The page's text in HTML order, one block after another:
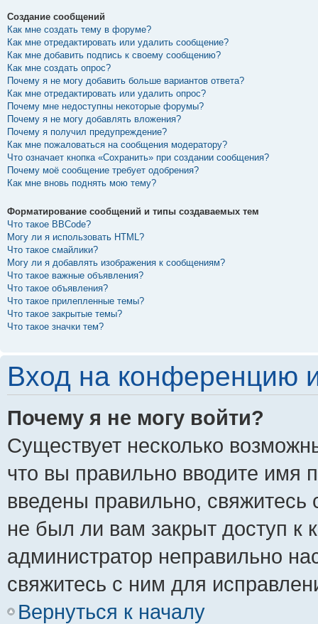
Создание сообщений
Как мне создать тему в форуме?
Как мне отредактировать или удалить сообщение?
Как мне добавить подпись к своему сообщению?
Как мне создать опрос?
Почему я не могу добавить больше вариантов ответа?
Как мне отредактировать или удалить опрос?
Почему мне недоступны некоторые форумы?
Почему я не могу добавлять вложения?
Почему я получил предупреждение?
Как мне пожаловаться на сообщения модератору?
Что означает кнопка «Сохранить» при создании сообщения?
Почему моё сообщение требует одобрения?
Как мне вновь поднять мою тему?
Форматирование сообщений и типы создаваемых тем
Что такое BBCode?
Могу ли я использовать HTML?
Что такое смайлики?
Могу ли я добавлять изображения к сообщениям?
Что такое важные объявления?
Что такое объявления?
Что такое прилепленные темы?
Что такое закрытые темы?
Что такое значки тем?
Вход на конференцию
Почему я не могу войти?
Существует несколько
что вы правильно вводите имя
введены правильно,
не был ли вам закрыт доступ к
администратор неправильно
свяжитесь с ним для
Вернуться к началу